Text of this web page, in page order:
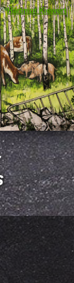
Hartmut Kiewert